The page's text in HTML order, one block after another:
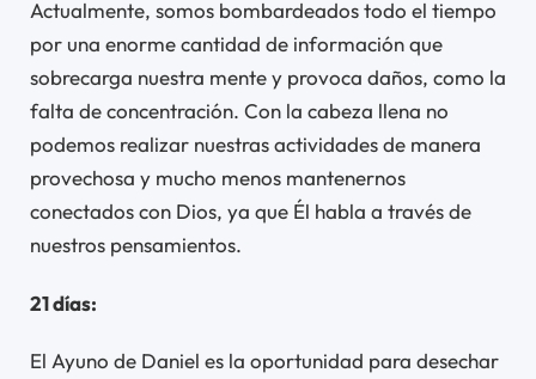
Actualmente, somos bombardeados todo el tiempo
por una enorme cantidad de información que
sobrecarga nuestra mente y provoca daños, como la
falta de concentración. Con la cabeza llena no
podemos realizar nuestras actividades de manera
provechosa y mucho menos mantenernos
conectados con Dios, ya que Él habla a través de
nuestros pensamientos.
21 días:
El Ayuno de Daniel es la oportunidad para desechar